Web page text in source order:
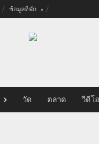
ข้อมูลที่พัก
วัด ตลาด วีดีโ